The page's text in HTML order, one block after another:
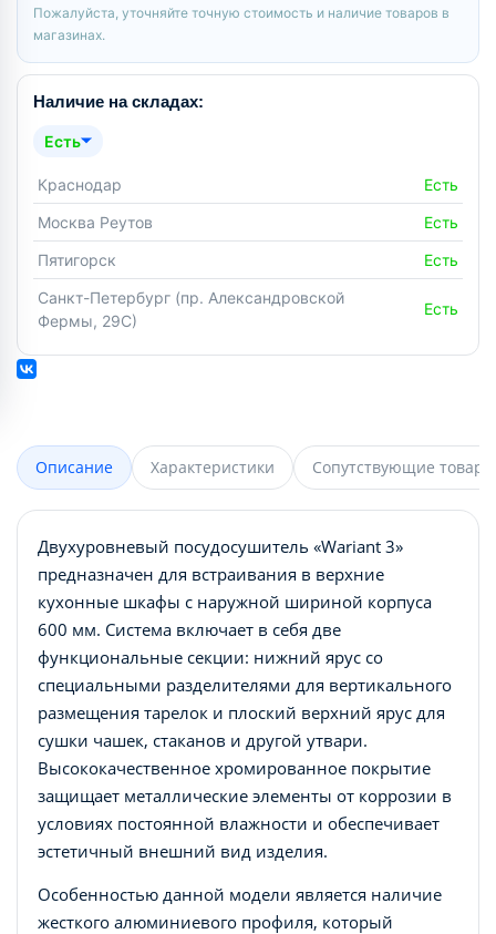
Пожалуйста, уточняйте точную стоимость и наличие товаров в
магазинах.
Наличие на складах:
Есть
Краснодар
Есть
Москва Реутов
Есть
Пятигорск
Есть
Санкт-Петербург (пр. Александровской
Фермы, 29С)
Есть
Описание Характеристики Сопутствующие товары
Двухуровневый посудосушитель «Wariant 3»
предназначен для встраивания в верхние
кухонные шкафы с наружной шириной корпуса
600 мм. Система включает в себя две
функциональные секции: нижний ярус со
специальными разделителями для вертикального
размещения тарелок и плоский верхний ярус для
сушки чашек, стаканов и другой утвари.
Высококачественное хромированное покрытие
защищает металлические элементы от коррозии в
условиях постоянной влажности и обеспечивает
эстетичный внешний вид изделия.
Особенностью данной модели является наличие
жесткого алюминиевого профиля, который